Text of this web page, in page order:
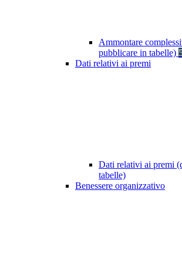
Ammontare
pubblicare in tabelle)
Dati relativi ai premi
Dati relativi ai premi
tabelle)
Benessere organizzativo